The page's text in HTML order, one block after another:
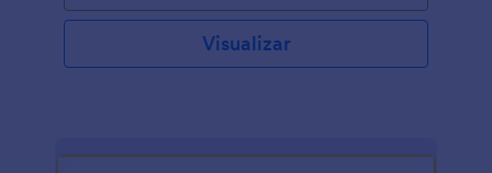
Visualizar